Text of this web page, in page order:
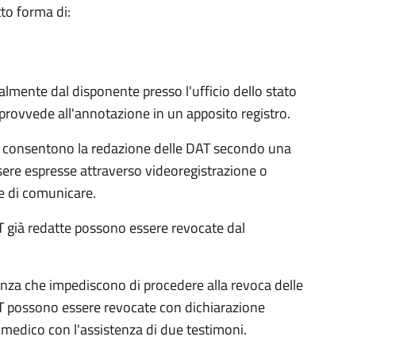
forma di:
dal disponente presso l'ufficio dello stato
all'annotazione in un apposito registro.
la redazione delle DAT secondo una
espresse attraverso videoregistrazione o
di comunicare.
redatte possono essere revocate dal
che impediscono di procedere alla revoca delle
possono essere revocate con dichiarazione
con l'assistenza di due testimoni.